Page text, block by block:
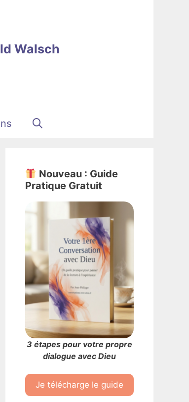
Walsch
Nouveau : Guide
Pratique Gratuit
3 étapes pour votre propre
dialogue avec Dieu
Je télécharge le guide